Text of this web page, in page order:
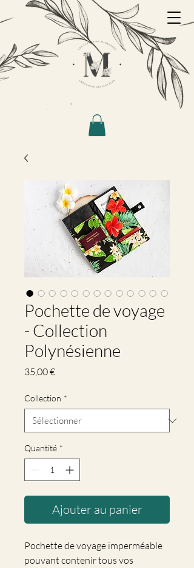
Pochette de voyage
- Collection
Polynésienne
35,00 €Prix
Collection *
Quantité *
Ajouter au panier
Pochette de voyage imperméable
pouvant contenir tous vos